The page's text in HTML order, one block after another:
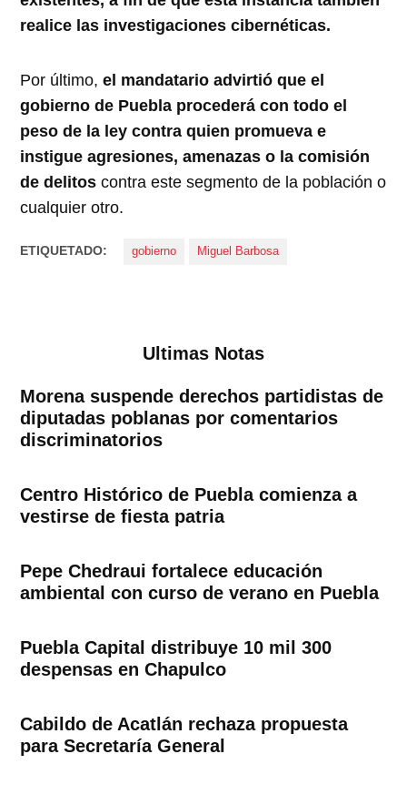
realice las investigaciones cibernéticas.
Por último,el mandatario advirtió que el
gobierno de Puebla procederá con todo el
peso de la ley contra quien promueva e
instigue agresiones, amenazas o la comisión
de delitos contra este segmento de la población o
cualquier otro.
ETIQUETADO: gobierno Miguel Barbosa
Ultimas Notas
Morena suspende derechos partidistas de
diputadas poblanas por comentarios
discriminatorios
Centro Histórico de Puebla comienza a
vestirse de fiesta patria
Pepe Chedraui fortalece educación
ambiental con curso de verano en Puebla
Puebla Capital distribuye 10 mil 300
despensas en Chapulco
Cabildo de Acatlán rechaza propuesta
para Secretaría General